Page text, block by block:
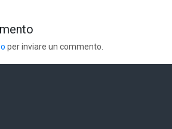
per inviare un commento.